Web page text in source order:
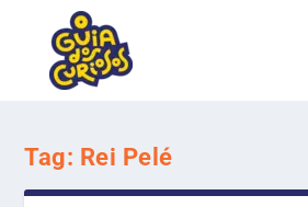
Tag: Rei Pelé